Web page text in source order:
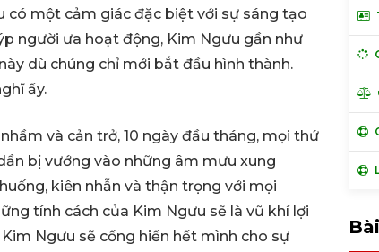
có một cảm giác đặc biệt với sự sáng tạo
người ưa hoạt động, Kim Ngưu gần như
dù chúng chỉ mới bắt đầu hình thành.
ấy.
và cản trở, 10 ngày đầu tháng, mọi thứ
bị vướng vào những âm mưu xung
kiên nhẫn và thận trọng với mọi
tính cách của Kim Ngưu sẽ là vũ khí lợi
Ngưu sẽ cống hiến hết mình cho sự